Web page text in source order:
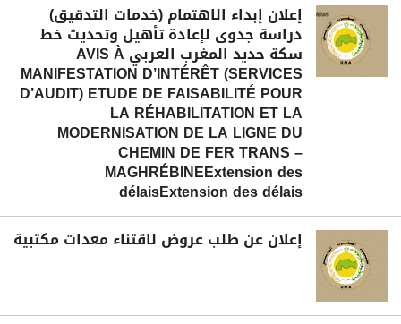
إعلان إبداء الاهتمام (خدمات التدقيق)
دراسة جدوى لإعادة تأهيل وتحديث خط
سكة حديد المغرب العربي AVIS À
MANIFESTATION D’INTÉRÊT (SERVICES
D’AUDIT) ETUDE DE FAISABILITÉ POUR
LA RÉHABILITATION ET LA
MODERNISATION DE LA LIGNE DU
CHEMIN DE FER TRANS –
MAGHRÉBINEExtension des
délaisExtension des délais
إعلان عن طلب عروض لاقتناء معدات مكتبية